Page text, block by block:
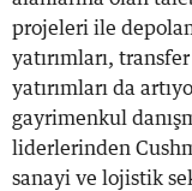
projeleri ile
yatırımları,
yatırımları da
gayrimenkul
liderlerinden
sanayi ve lojistik